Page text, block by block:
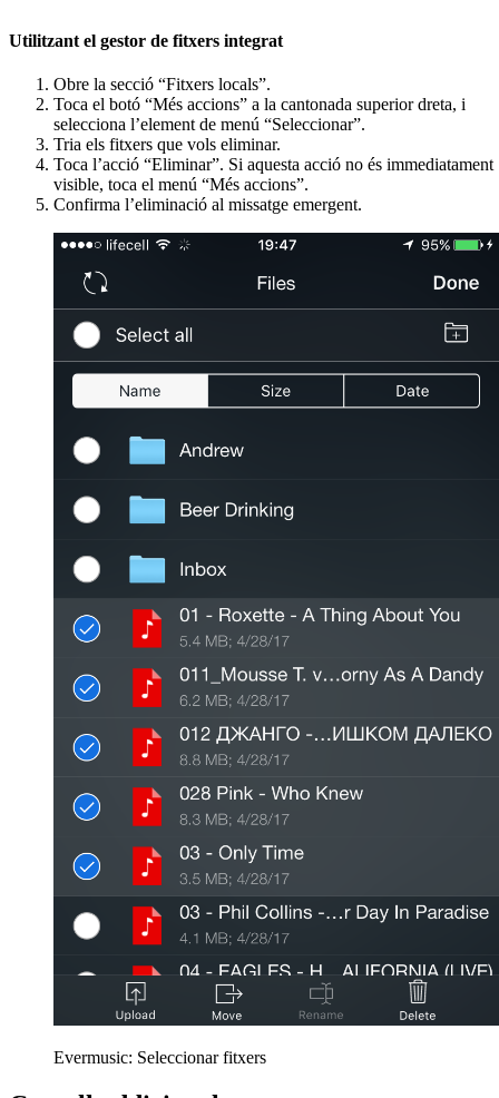
Utilitzant el gestor de fitxers integrat
Obre la secció “Fitxers locals”.
Toca el botó “Més accions” a la cantonada superior dreta, i
selecciona l’element de menú “Seleccionar”.
Tria els fitxers que vols eliminar.
Toca l’acció “Eliminar”. Si aquesta acció no és immediatament
visible, toca el menú “Més accions”.
Confirma l’eliminació al missatge emergent.
Evermusic: Seleccionar fitxers